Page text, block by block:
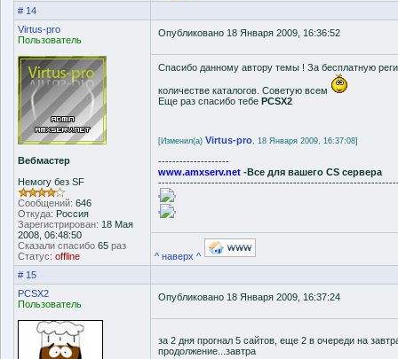
# 14
Virtus-pro
Пользователь
Вебмастер
Немогу без SF
Сообщений: 646
Откуда: Россия
Зарегистрирован: 18 Мая
2008, 06:48:50
Сказали спасибо 65 раз
Статус: offline
Опубликовано 18 Января 2009, 16:36:52
Спасибо данному автору темы ! За бесплатную
количестве каталогов. Советую всем
Еще раз спасибо тебе PCSX2
[Изменил(а) Virtus-pro, 18 Января 2009, 16:37:08]
--------------------
www.amxserv.net -Все для вашего CS сервера
'
'
'
'
^ наверх ^
# 15
PCSX2
Пользователь
Опубликовано 18 Января 2009, 16:37:24
за 2 дня прогнал 5 сайтов, еще 2 в очереди на
продолжение...завтра